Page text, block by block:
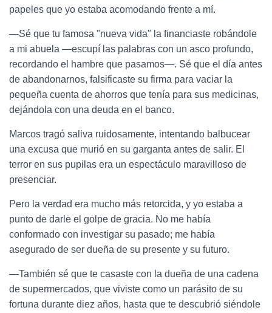
papeles que yo estaba acomodando frente a mí.
—Sé que tu famosa "nueva vida" la financiaste robándole
a mi abuela —escupí las palabras con un asco profundo,
recordando el hambre que pasamos—. Sé que el día antes
de abandonarnos, falsificaste su firma para vaciar la
pequeña cuenta de ahorros que tenía para sus medicinas,
dejándola con una deuda en el banco.
Marcos tragó saliva ruidosamente, intentando balbucear
una excusa que murió en su garganta antes de salir. El
terror en sus pupilas era un espectáculo maravilloso de
presenciar.
Pero la verdad era mucho más retorcida, y yo estaba a
punto de darle el golpe de gracia. No me había
conformado con investigar su pasado; me había
asegurado de ser dueña de su presente y su futuro.
—También sé que te casaste con la dueña de una cadena
de supermercados, que viviste como un parásito de su
fortuna durante diez años, hasta que te descubrió siéndole